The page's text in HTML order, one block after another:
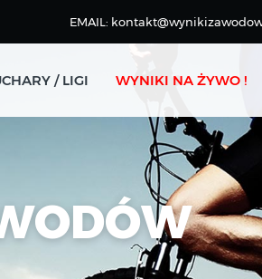
EMAIL:
/ LIGI WYNIKI NA ŻYWO !